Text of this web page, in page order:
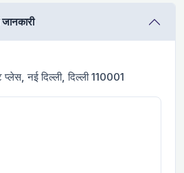
प्लेस, नई दिल्ली, दिल्ली 110001